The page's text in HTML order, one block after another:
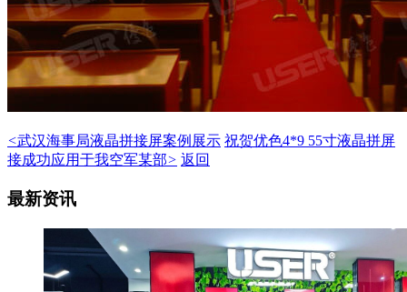
<武汉海事局液晶拼接屏案例展示 祝贺优色4*9 55寸液晶拼屏
接成功应用于我空军某部> 返回
最新资讯